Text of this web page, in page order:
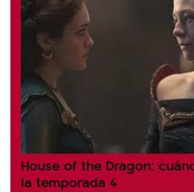
House of the Dragon:
la temporada 4